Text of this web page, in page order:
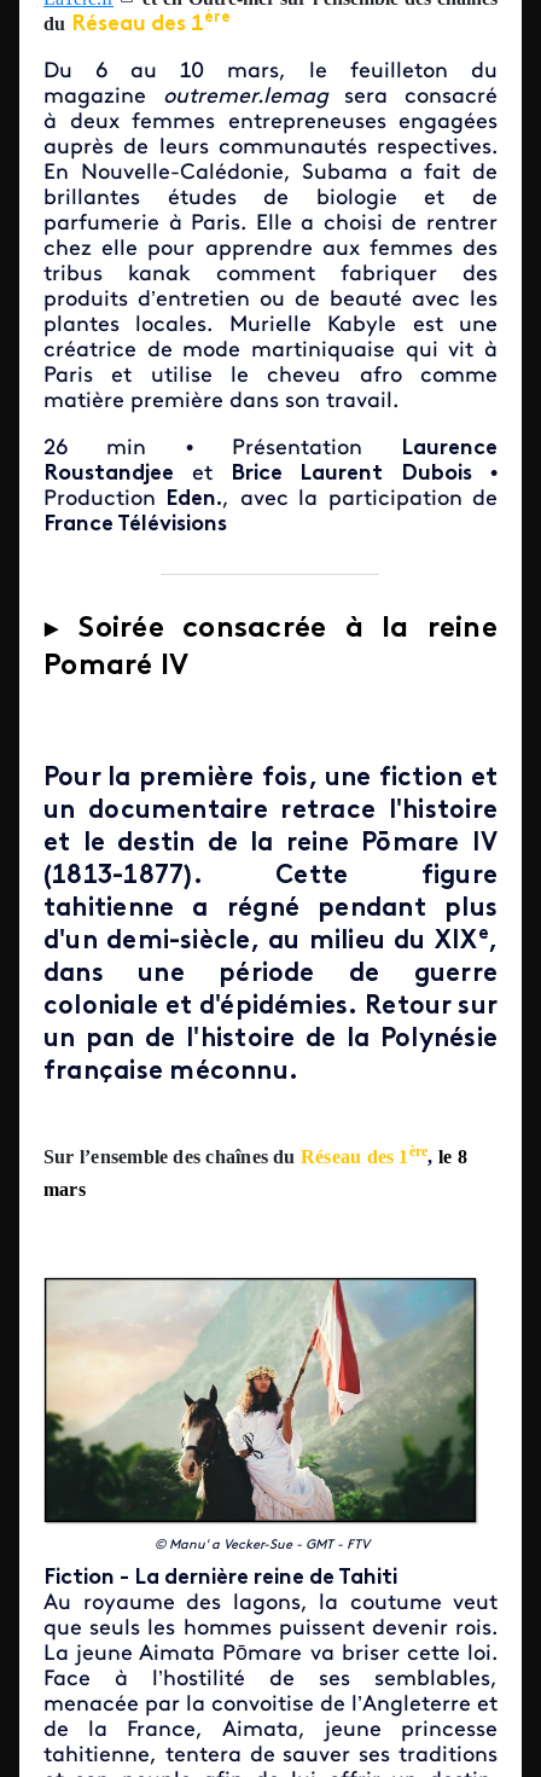
du Réseau des 1ère
Du 6 au 10 mars, le feuilleton du
magazine outremer.lemag sera consacré
à deux femmes entrepreneuses engagées
auprès de leurs communautés respectives.
En Nouvelle-Calédonie, Subama a fait de
brillantes études de biologie et de
parfumerie à Paris. Elle a choisi de rentrer
chez elle pour apprendre aux femmes des
tribus kanak comment fabriquer des
produits d’entretien ou de beauté avec les
plantes locales. Murielle Kabyle est une
créatrice de mode martiniquaise qui vit à
Paris et utilise le cheveu afro comme
matière première dans son travail.
26 min • Présentation
Laurence
Roustandjee etBrice Laurent Dubois•
Production Eden., avec la participation de
France Télévisions
► Soirée consacrée à la reine
Pomaré IV
Pour la première fois, une fiction et
un documentaire retrace l'histoire
et le destin de la reine Pōmare IV
(1813-1877). Cette figure
tahitienne a régné pendant plus
d'un demi-siècle, au milieu du XIXe,
dans une période de guerre
coloniale et d'épidémies. Retour sur
un pan de l'histoire de la Polynésie
française méconnu.
Sur l’ensemble des chaînes du Réseau des 1 ère, le 8
mars
© Manu' a Vecker-Sue - GMT - FTV
Fiction - La dernière reine de Tahiti
Au royaume des lagons, la coutume veut
que seuls les hommes puissent devenir rois.
La jeune Aimata Pōmare va briser cette loi.
Face à l’hostilité de ses semblables,
menacée par la convoitise de l’Angleterre et
de la France, Aimata, jeune princesse
tahitienne, tentera de sauver ses traditions